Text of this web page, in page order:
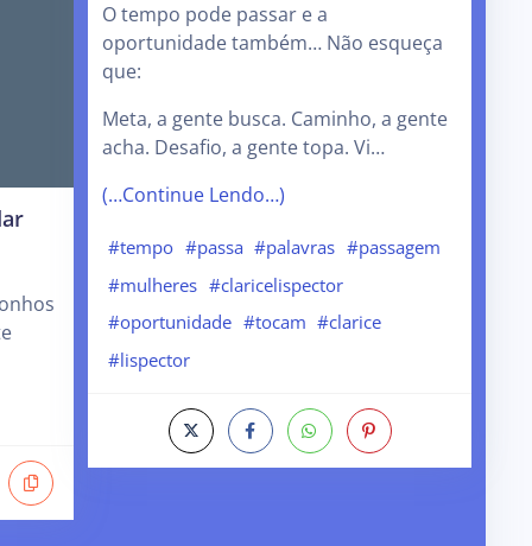
O tempo pode passar e a
oportunidade também… Não esqueça
que:
Meta, a gente busca. Caminho, a gente
acha. Desafio, a gente topa. Vi…
(…Continue Lendo…)
#tempo #passa #palavras #passagem
#mulheres #claricelispector
#oportunidade #tocam #clarice
#lispector